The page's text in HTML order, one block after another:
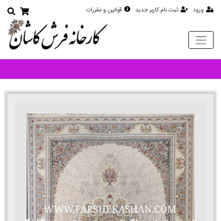
ورود ثبت نام کاربر جدید قوانین و مقررات